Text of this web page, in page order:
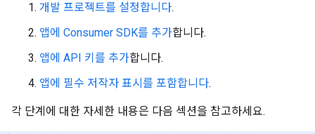
개발 프로젝트를 설정합니다.
앱에 Consumer SDK를 추가합니다.
앱에 API 키를 추가합니다.
앱에 필수 저작자 표시를 포함합니다.
각 단계에 대한 자세한 내용은 다음 섹션을 참고하세요.